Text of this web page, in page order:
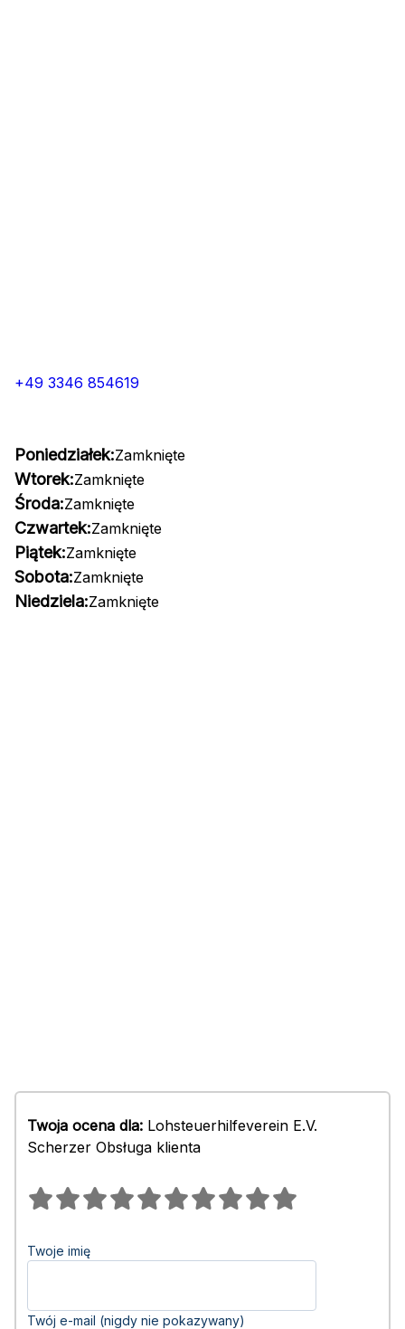
+49 3346 854619
Poniedziałek:Zamknięte
Wtorek:Zamknięte
Środa:Zamknięte
Czwartek:Zamknięte
Piątek:Zamknięte
Sobota:Zamknięte
Niedziela:Zamknięte
Twoja ocena dla: Lohsteuerhilfeverein E.V.
Scherzer Obsługa klienta
Twoje imię
Twój e-mail (nigdy nie pokazywany)